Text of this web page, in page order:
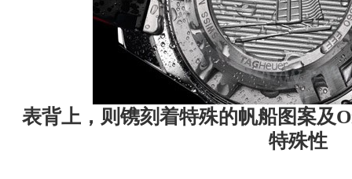
表背上，则镌刻着特殊的帆船图案及
特殊性